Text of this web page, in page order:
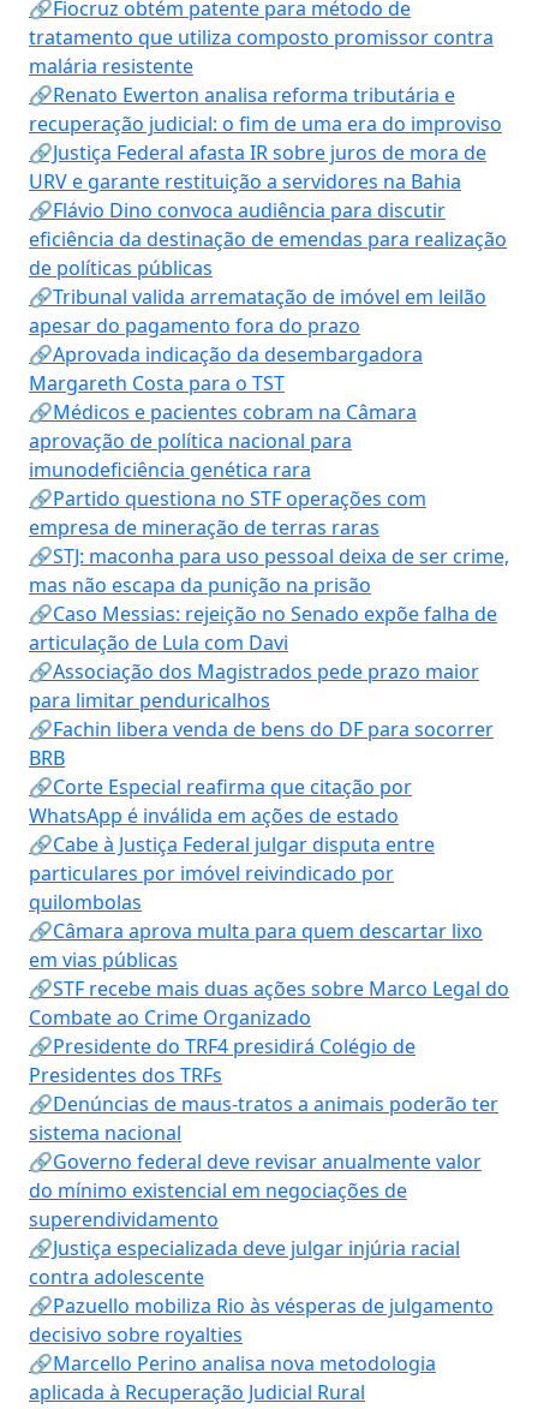
🔗Fiocruz obtém patente para método de
tratamento que utiliza composto promissor contra
malária resistente
🔗Renato Ewerton analisa reforma tributária e
recuperação judicial: o fim de uma era do improviso
🔗Justiça Federal afasta IR sobre juros de mora de
URV e garante restituição a servidores na Bahia
🔗Flávio Dino convoca audiência para discutir
eficiência da destinação de emendas para realização
de políticas públicas
🔗Tribunal valida arrematação de imóvel em leilão
apesar do pagamento fora do prazo
🔗Aprovada indicação da desembargadora
Margareth Costa para o TST
🔗Médicos e pacientes cobram na Câmara
aprovação de política nacional para
imunodeficiência genética rara
🔗Partido questiona no STF operações com
empresa de mineração de terras raras
🔗STJ: maconha para uso pessoal deixa de ser crime,
mas não escapa da punição na prisão
🔗Caso Messias: rejeição no Senado expõe falha de
articulação de Lula com Davi
🔗Associação dos Magistrados pede prazo maior
para limitar penduricalhos
🔗Fachin libera venda de bens do DF para socorrer
BRB
🔗Corte Especial reafirma que citação por
WhatsApp é inválida em ações de estado
🔗Cabe à Justiça Federal julgar disputa entre
particulares por imóvel reivindicado por
quilombolas
🔗Câmara aprova multa para quem descartar lixo
em vias públicas
🔗STF recebe mais duas ações sobre Marco Legal do
Combate ao Crime Organizado
🔗Presidente do TRF4 presidirá Colégio de
Presidentes dos TRFs
🔗Denúncias de maus-tratos a animais poderão ter
sistema nacional
🔗Governo federal deve revisar anualmente valor
do mínimo existencial em negociações de
superendividamento
🔗Justiça especializada deve julgar injúria racial
contra adolescente
🔗Pazuello mobiliza Rio às vésperas de julgamento
decisivo sobre royalties
🔗Marcello Perino analisa nova metodologia
aplicada à Recuperação Judicial Rural